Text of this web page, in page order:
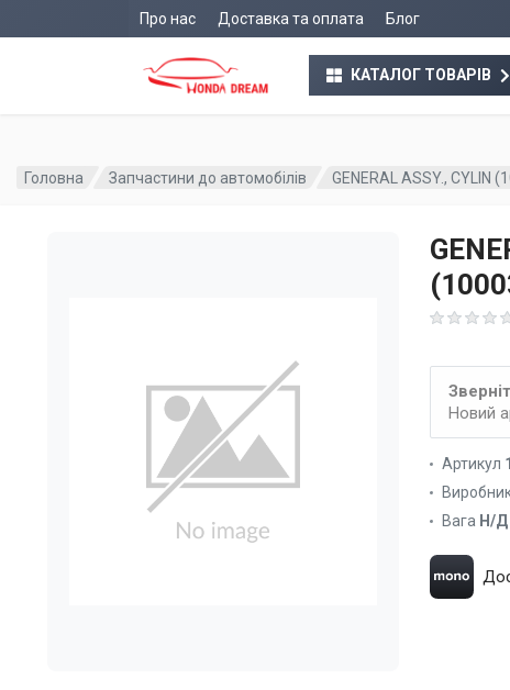
Про нас Доставка та оплата Блог
КАТАЛОГ ТОВАРІВ
Головна Запчастини до автомобілів GENERAL ASSY., CYLIN
Новий
Артикул
Вага Н/Д